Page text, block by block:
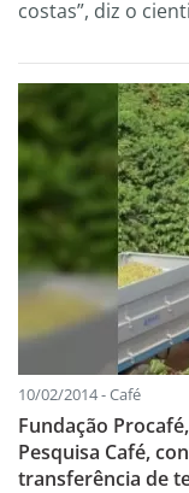
costas”, diz o
10/02/2014 - Café
Fundação
Pesquisa Café,
transferência de